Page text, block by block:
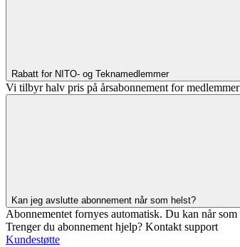
Rabatt for NITO- og Teknamedlemmer
Vi tilbyr halv pris på årsabonnement for
Kan jeg avslutte abonnement når som helst?
Abonnementet fornyes automatisk. Du kan når
Trenger du abonnement hjelp? Kontakt support
Kundestøtte